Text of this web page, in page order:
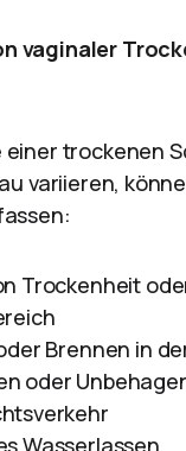
vaginaler
einer trockenen
variieren,
Trockenheit
Brennen in
oder
Wasserlassen